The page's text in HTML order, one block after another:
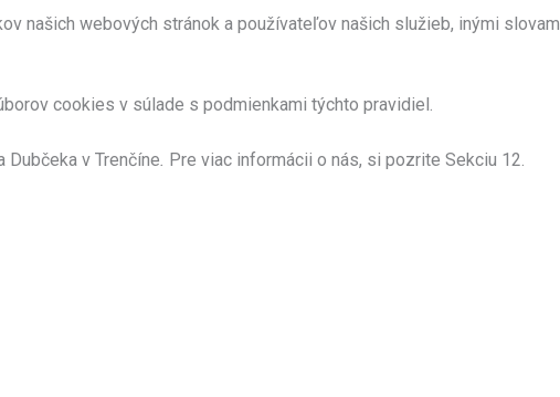
našich webových stránok a používateľov našich služieb, inými
cookies v súlade s podmienkami týchto pravidiel.
Dubčeka v Trenčíne Pre viac informácii o nás, si pozrite Sekciu 12.